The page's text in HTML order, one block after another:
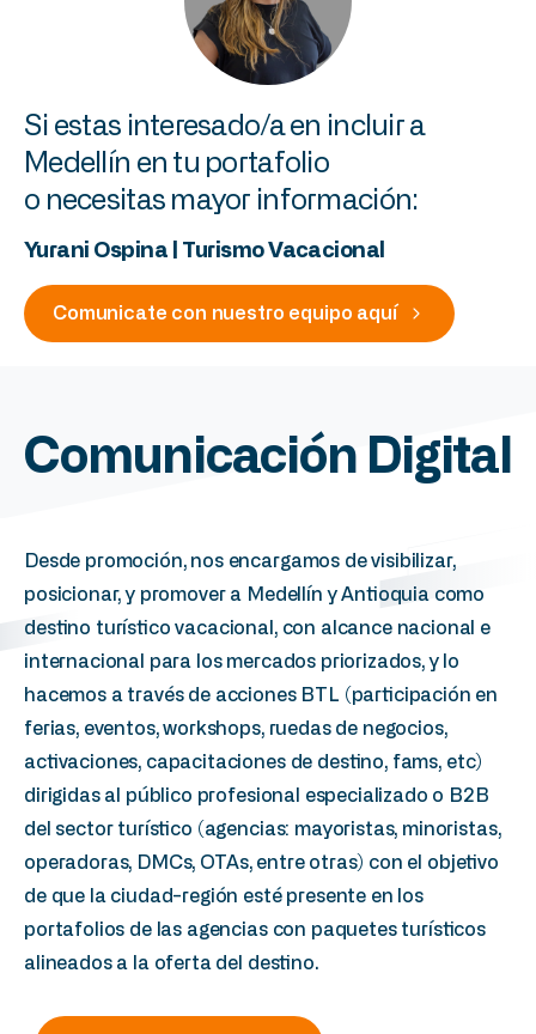
Si estas interesado/a en incluir a
Medellín en tu portafolio
o necesitas mayor información:
Yurani Ospina TurismoVacacional
Comunicate con nuestro equipo aquí
Comunicación Digital
Desde promoción, nos encargamos de visibilizar,
posicionar, y promover a Medellín y Antioquia como
destino turístico vacacional, con alcance nacional e
internacional para los mercados priorizados, y lo
hacemos a través de acciones BTL (participación en
ferias, eventos, workshops, ruedas de negocios,
activaciones, capacitaciones de destino, fams, etc)
dirigidas al público profesional especializado o B2B
del sector turístico (agencias: mayoristas, minoristas,
operadoras, DMCs, OTAs, entre otras) con el objetivo
de que la ciudad-región esté presente en los
portafolios de las agencias con paquetes turísticos
alineados a la oferta del destino.